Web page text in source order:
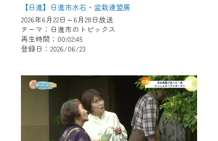
【日進】日進市水石・盆栽連盟展
2026年6月22日～6月28日放送
テーマ：日進市のトピックス
再生時間：00:02:45
登録日：2026/06/23
＜メンテナンス情報＞
CCNetWebTVのリニューアルにともないメ
ンテナンス作業を予定しています。
作業の間は、CCNetWebTVの画面が「メン
テナンス中」になり、ご利用いただけませ
ご不便をおかけいたしますが、ご了承の程
よろしくお願いいたします。